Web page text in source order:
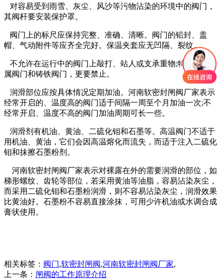
对容易受到雨雪、灰尘、风沙等污物沾染的环境中的阀门，
其阀杆要安装保护罩。
阀门上的标尺应保持完整、准确、清晰。阀门的铅封、盖
帽、气动附件等应齐全完好。保温夹套应无凹隔、裂纹。
不允许在运行中的阀门上敲打、站人或支承重物;特别是非金
属阀门和铸铁阀门，更要禁止。
润滑部位应按具体情况定期加油。河南软密封闸阀厂家表示
经常开启的、温度高的阀门适于间隔一周至个月加油一次;不
经常开启、温度不高的阀门加油周期可长一些。
润滑剂有机油、黄油、二硫化钼和石墨等。高温阀门不适于
用机油、黄油，它们会因高温熔化而流失，而适于注入二硫化
钼和抹擦石墨粉剂。
河南软密封闸阀厂家表示对裸露在外的需要润滑的部位，如
梯形螺纹、齿轮等部位，若采用黄油等油脂，容易沾染灰尘，
而采用二硫化钼和石墨粉润滑，则不容易沾染灰尘，润滑效果
比黄油好。石墨粉不容易直接涂抹，可用少许机油或水调合成
膏状使用。
相关标签： 阀门,软密封闸阀,河南软密封闸阀厂家,
上一条： 闸阀的工作原理介绍